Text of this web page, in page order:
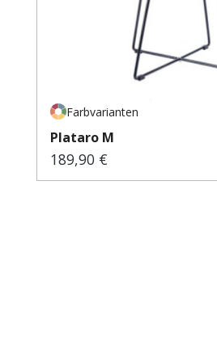
Farbvarianten
Plataro M
Regulärer Preis:
189,90 €